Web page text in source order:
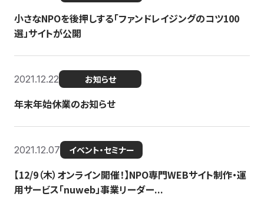
小さなNPOを後押しする「ファンドレイジングのコツ100
選」サイトが公開
2021.12.22 お知らせ
年末年始休業のお知らせ
2021.12.07 イベント・セミナー
【12/9（木）オンライン開催！】NPO専門WEBサイト制作・運
用サービス「nuweb」事業リーダー...